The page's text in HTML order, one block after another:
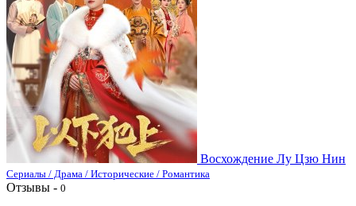
Восхождение Лу Цзю Нин
Сериалы / Драма / Исторические / Романтика
Отзывы - 0